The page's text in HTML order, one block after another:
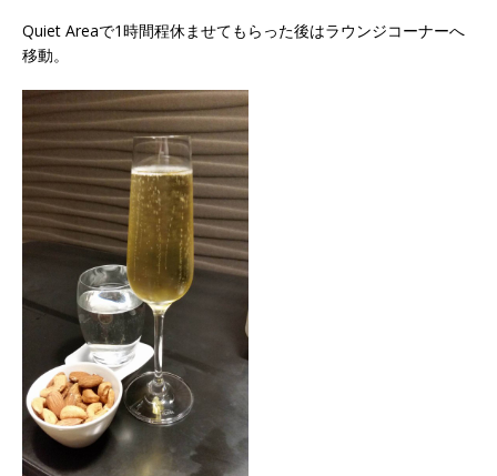
Quiet Areaで1時間程休ませてもらった後はラウンジコーナーへ
移動。